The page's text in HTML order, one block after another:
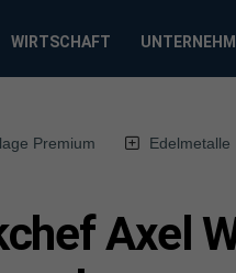
WIRTSCHAFT
Premium Edelmetalle
Axel